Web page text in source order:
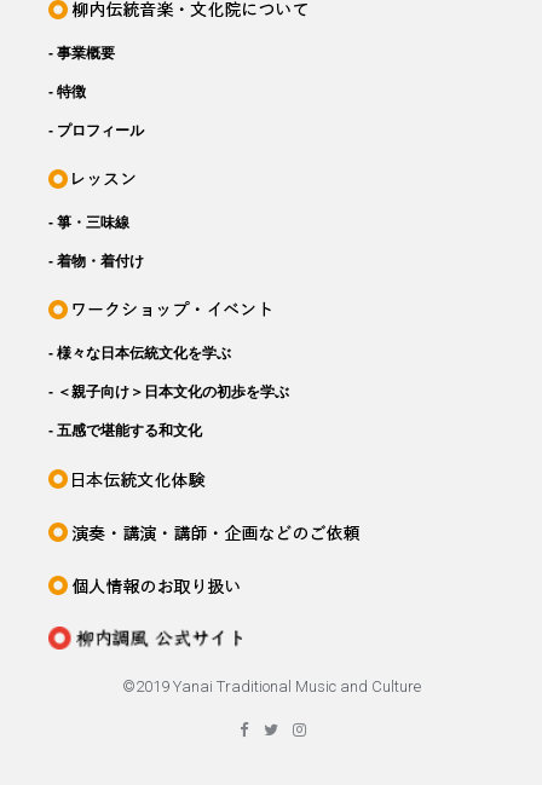
- 事業概要
- 特徴
- プロフィール
- 箏・三味線
- 着物・着付け
- 様々な日本伝統文化を学ぶ
- ＜親子向け＞日本文化の初歩を学ぶ
- 五感で堪能する和文化
©️2019 Yanai Traditional Music and Culture